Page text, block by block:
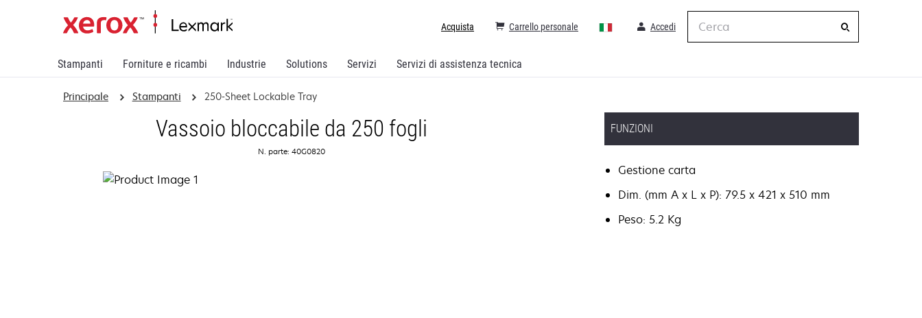
Stampanti Forniture e ricambi Industrie Solutions Servizi Servizi di assistenza tecnica
Accedi
Carrello personale
Acquista
Principale Stampanti 250-Sheet Lockable Tray
Vassoio bloccabile da 250 fogli
N. parte: 40G0820
FUNZIONI
Gestione carta
Dim. (mm A x L x P): 79.5 x 421 x 510 mm
Peso: 5.2 Kg